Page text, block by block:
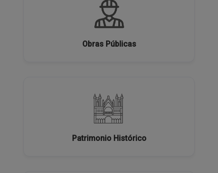
Obras Públicas
Patrimonio Histórico